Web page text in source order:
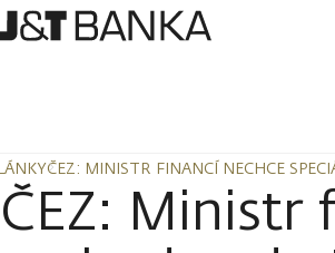
ČEZ: MINISTR FINANCÍ NECHCE
ČEZ: MINISTR FINANCÍ NECHCE
ČEZ: Ministr